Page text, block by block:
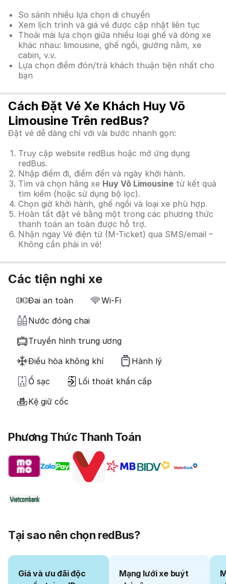
So sánh nhiều lựa chọn di chuyển
Xem lịch trình và giá vé được cập nhật liên tục
Thoải mái lựa chọn giữa nhiều loại ghế và dòng xe
khác nhau: limousine, ghế ngồi, giường nằm, xe
cabin, v.v.
Lựa chọn điểm đón/trả khách thuận tiện nhất cho
bạn
Cách Đặt Vé Xe Khách Huy Võ
Limousine Trên redBus?
Đặt vé dễ dàng chỉ với vài bước nhanh gọn:
Truy cập website redBus hoặc mở ứng dụng
redBus.
Nhập điểm đi, điểm đến và ngày khởi hành.
Tìm và chọn hãng xe Huy Võ Limousine từ kết quả
tìm kiếm (hoặc sử dụng bộ lọc).
Chọn giờ khởi hành, ghế ngồi và loại xe phù hợp.
Hoàn tất đặt vé bằng một trong các phương thức
thanh toán an toàn được hỗ trợ.
Nhận ngay Vé điện tử (M-Ticket) qua SMS/email –
Không cần phải in vé!
Các tiện nghi xe
Đai an toàn
Wi-Fi
Nước đóng chai
Truyền hình trung ương
Điều hòa không khí
Hành lý
Ổ sạc
Lối thoát khẩn cấp
Kệ giữ cốc
Phương Thức Thanh Toán
Tại sao nên chọn redBus?
Giá và ưu đãi độc
Mạng lưới xe buýt